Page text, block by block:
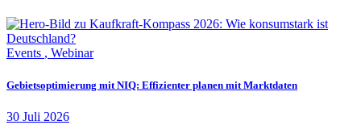
Events , Webinar
Gebietsoptimierung mit NIQ: Effizienter planen mit Marktdaten
30 Juli 2026